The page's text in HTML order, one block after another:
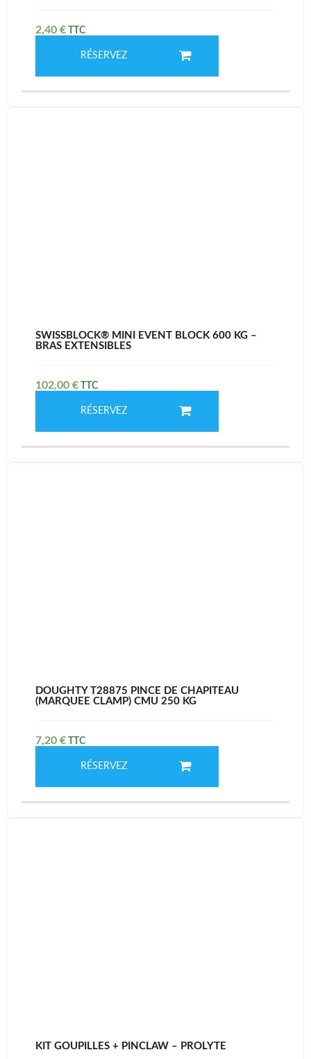
2,40 €
RÉSERVEZ
SWISSBLOCK® MINI EVENT BLOCK 600 KG –
BRAS EXTENSIBLES
102,00 €
RÉSERVEZ
DOUGHTY T28875 PINCE DE CHAPITEAU
(MARQUEE CLAMP) CMU 250 KG
7,20 €
RÉSERVEZ
KIT GOUPILLES + PINCLAW – PROLYTE